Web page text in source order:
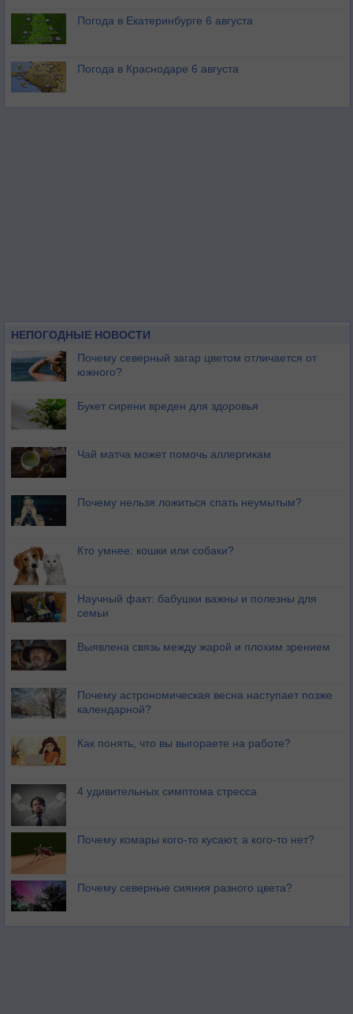
Погода в Екатеринбурге 6 августа
Погода в Краснодаре 6 августа
НЕПОГОДНЫЕ НОВОСТИ
Почему северный загар цветом отличается от
южного?
Букет сирени вреден для здоровья
Чай матча может помочь аллергикам
Почему нельзя ложиться спать неумытым?
Кто умнее: кошки или собаки?
Научный факт: бабушки важны и полезны для
семьи
Выявлена связь между жарой и плохим зрением
Почему астрономическая весна наступает позже
календарной?
Как понять, что вы выгораете на работе?
4 удивительных симптома стресса
Почему комары кого-то кусают, а кого-то нет?
Почему северные сияния разного цвета?